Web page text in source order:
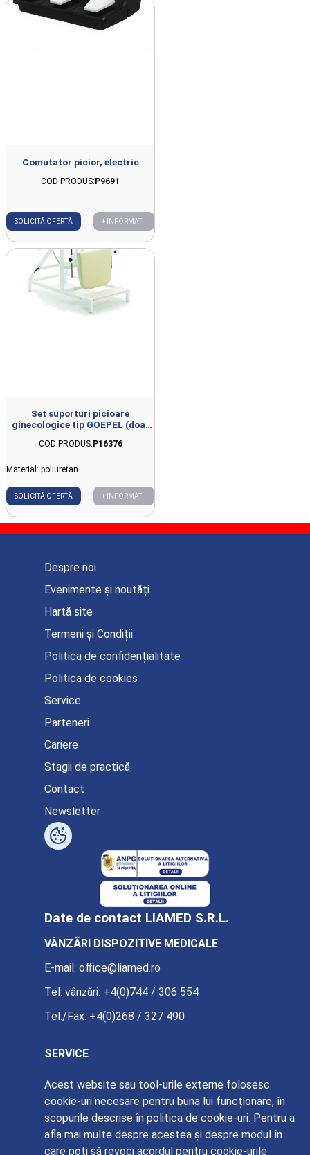
Comutator picior, electric
COD PRODUS: P9691
SOLICITĂ OFERTĂ + INFORMAȚII
Set suporturi picioare
ginecologice tip GOEPEL (doar
P-JM-003
COD PRODUS: P16376
Material: poliuretan
SOLICITĂ OFERTĂ + INFORMAȚII
Date de contact LIAMED S.R.L.
VÂNZĂRI DISPOZITIVE MEDICALE
E-mail: office@liamed.ro
Tel. vânzări: +4(0)744 / 306 554
Tel./Fax: +4(0)268 / 327 490
SERVICE
E-mail:
service@liamed.ro
Tel. service:+4(0)739 / 885 387
Despre noi
Evenimente și noutăți
Hartă site
Termeni și Condiții
Politica de confidențialitate
Politica de cookies
Service
Parteneri
Cariere
Stagii de practică
Contact
Newsletter
Acest website sau tool-urile externe folosesc
cookie-uri necesare pentru buna lui funcționare, în
scopurile descrise în politica de cookie-uri. Pentru a
afla mai multe despre acestea și despre modul în
care poți să revoci acordul pentru cookie-urile